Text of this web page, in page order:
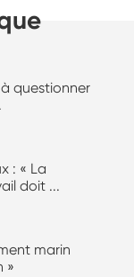
questionner
: « La
doit ...
marin
»